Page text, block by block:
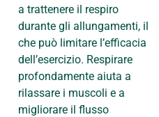
a trattenere il respiro
durante gli allungamenti, il
che può limitare l’efficacia
dell’esercizio. Respirare
profondamente aiuta a
rilassare i muscoli e a
migliorare il flusso